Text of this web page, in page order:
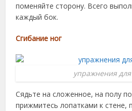
поменяйте сторону. Всего
каждый бок.
Сгибание ног
упражнения
Сядьте на сложенное, на полу
прижмитесь лопатками к стене,